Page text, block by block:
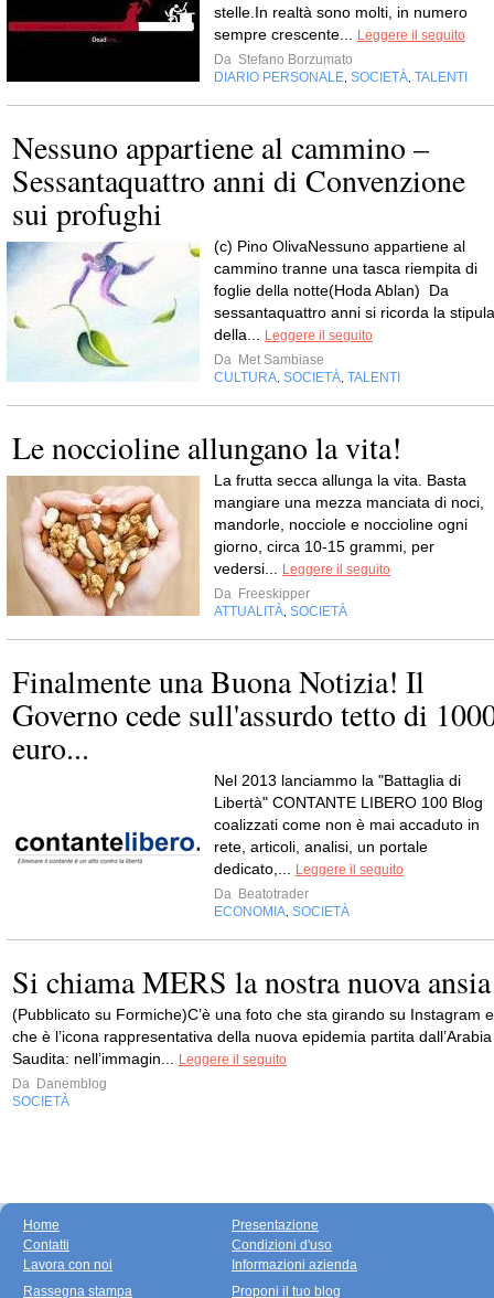
stelle.In realtà sono molti, in numero
sempre crescente...
Leggere il seguito
Da Stefano Borzumato
DIARIO PERSONALE SOCIETÀ TALENTI
Nessuno appartiene al cammino –
Sessantaquattro anni di Convenzione
sui profughi
(c) Pino OlivaNessuno appartiene al
cammino tranne una tasca riempita di
foglie della notte(Hoda Ablan) Da
sessantaquattro anni si ricorda la stipula
della...
Leggere il seguito
Da Met Sambiase
CULTURA SOCIETÀ TALENTI
Le noccioline allungano la vita!
La frutta secca allunga la vita. Basta
mangiare una mezza manciata di noci,
mandorle, nocciole e noccioline ogni
giorno, circa 10-15 grammi, per
vedersi...
Leggere il seguito
Da Freeskipper
ATTUALITÀ SOCIETÀ
Finalmente una Buona Notizia! Il
Governo cede sull'assurdo tetto di
euro...
Nel 2013 lanciammo la "Battaglia di
Libertà" CONTANTE LIBERO 100 Blog
coalizzati come non è mai accaduto in
rete, articoli, analisi, un portale
dedicato,...
Leggere il seguito
Da Beatotrader
ECONOMIA SOCIETÀ
Si chiama MERS la nostra nuova ansia
(Pubblicato su Formiche)C’è una foto che sta girando su Instagram e
che è l’icona rappresentativa della nuova epidemia partita dall’Arabia
Saudita: nell’immagin...
Leggere il seguito
Da Danemblog
SOCIETÀ
Home
Contatti
Lavora con noi
Presentazione
Condizioni d'uso
Informazioni azienda
Rassegna stampa
Proponi il tuo blog